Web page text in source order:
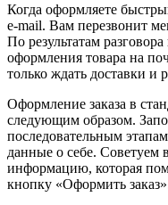
Когда оформляете
e-mail. Вам перезвонит
По результатам
оформления товара на
только ждать доставки и
Оформление заказа в
следующим образом.
последовательным
данные о себе. Советуем
информацию, которая
кнопку «Оформить